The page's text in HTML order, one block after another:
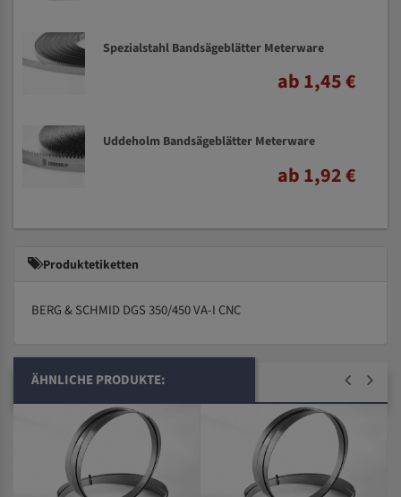
Spezialstahl Bandsägeblätter Meterware
ab 1,45 €
Uddeholm Bandsägeblätter Meterware
ab 1,92 €
Produktetiketten
BERG & SCHMID DGS 350/450 VA-I CNC
ÄHNLICHE PRODUKTE: